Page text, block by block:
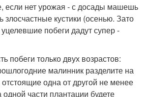
если нет урожая - с досады машешь
кустики (осенью. Зато
побеги дадут супер -
побеги только двух возрастов:
малинник разделите на
одна от другой не менее
части плантации будете